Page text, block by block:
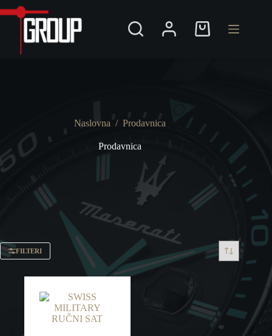
Preskoči
na
Shopping
Naslovna / Prodavnica
Prodavnica
FILTERI